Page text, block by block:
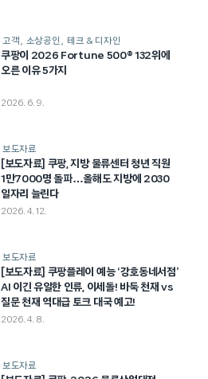
고객 소상공인 테크 & 디자인
쿠팡이 2026 Fortune 500® 132위에
오른 이유 5가지
2026. 6. 9.
보도자료
[보도자료] 쿠팡, 지방 물류센터 청년 직원
1만7000명 돌파…올해도 지방에 2030
일자리 늘린다
2026. 4. 12.
보도자료
[보도자료] 쿠팡플레이 예능 ‘강호동네서점’
AI 이긴 유일한 인류, 이세돌! 바둑 천재 vs
질문 천재 역대급 토크 대국 예고!
2026. 4. 8.
보도자료